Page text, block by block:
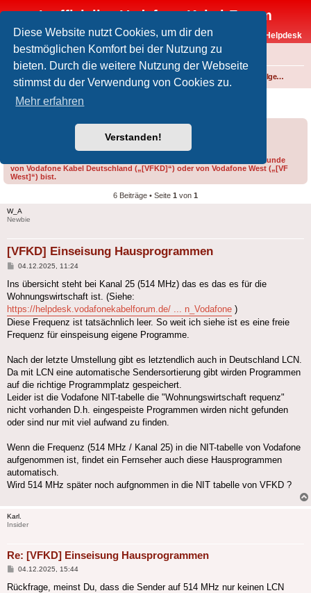
Diese Website nutzt Cookies, um dir den
bestmöglichen Komfort bei der Nutzung zu
bieten. Durch die weitere Nutzung der Webseite
stimmst du der Verwendung von Cookies zu.
Mehr erfahren
Verstanden!
Inoffizielles Vodafone-Kabel-Forum
Vodafone-Kabel-Helpdesk
FAQ
Foren-Übersicht Technik allgemein
[VFKD] Einseisung Hausprogrammen
Bitte gib bei der Erstellung eines Threads im Feld „Präfix“ an, ob du Kunde
von Vodafone Kabel Deutschland („[VFKD]“) oder von Vodafone West („[VF
West]“) bist.
6 Beiträge • Seite 1 von 1
W_A
Newbie
[VFKD] Einseisung Hausprogrammen
Beitrag
04.12.2025, 11:24
Ins übersicht steht bei Kanal 25 (514 MHz) das es das es für die
Wohnungswirtschaft ist. (Siehe:
https://helpdesk.vodafonekabelforum.de/ ... n_Vodafone )
Diese Frequenz ist tatsächnlich leer. So weit ich siehe ist es eine freie
Frequenz für einspeisung eigene Programme.
Nach der letzte Umstellung gibt es letztendlich auch in Deutschland LCN.
Da mit LCN eine automatische Sendersortierung gibt wirden Programmen
auf die richtige Programmplatz gespeichert.
Leider ist die Vodafone NIT-tabelle die "Wohnungswirtschaft requenz"
nicht vorhanden D.h. eingespeiste Programmen wirden nicht gefunden
oder sind nur mit viel aufwand zu finden.
Wenn die Frequenz (514 MHz / Kanal 25) in die NIT-tabelle von Vodafone
aufgenommen ist, findet ein Fernseher auch diese Hausprogrammen
automatisch.
Wird 514 MHz später noch aufgnommen in die NIT tabelle von VFKD ?
Karl.
Insider
Re: [VFKD] Einseisung Hausprogrammen
Beitrag
04.12.2025, 15:44
Rückfrage, meinst Du, dass die Sender auf 514 MHz nur keinen LCN